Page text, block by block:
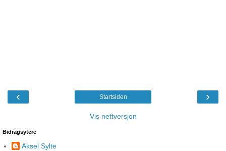
‹ ›
Startsiden
Vis nettversjon
Bidragsytere
Aksel Sylte